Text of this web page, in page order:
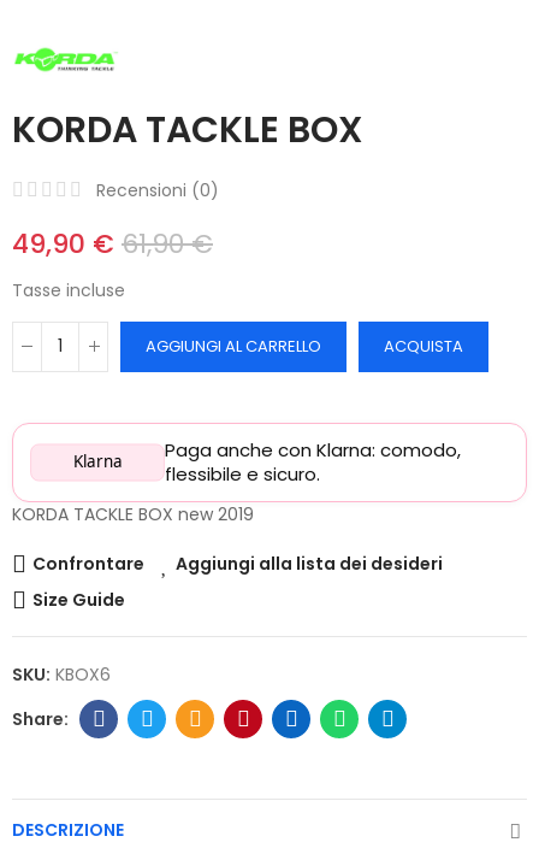
KORDA TACKLE BOX
Recensioni (0)
49,90 € 61,90 €
Tasse incluse
AGGIUNGI AL CARRELLO ACQUISTA
Klarna
Paga anche con Klarna: comodo,
flessibile e sicuro.
KORDA TACKLE BOX new 2019
Confrontare
Aggiungi alla lista dei desideri
Size Guide
SKU: KBOX6
DESCRIZIONE